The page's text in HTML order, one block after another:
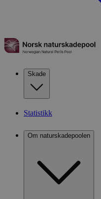
Skade
Statistikk
Om naturskadepoolen